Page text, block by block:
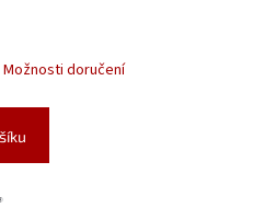
Možnosti doručení